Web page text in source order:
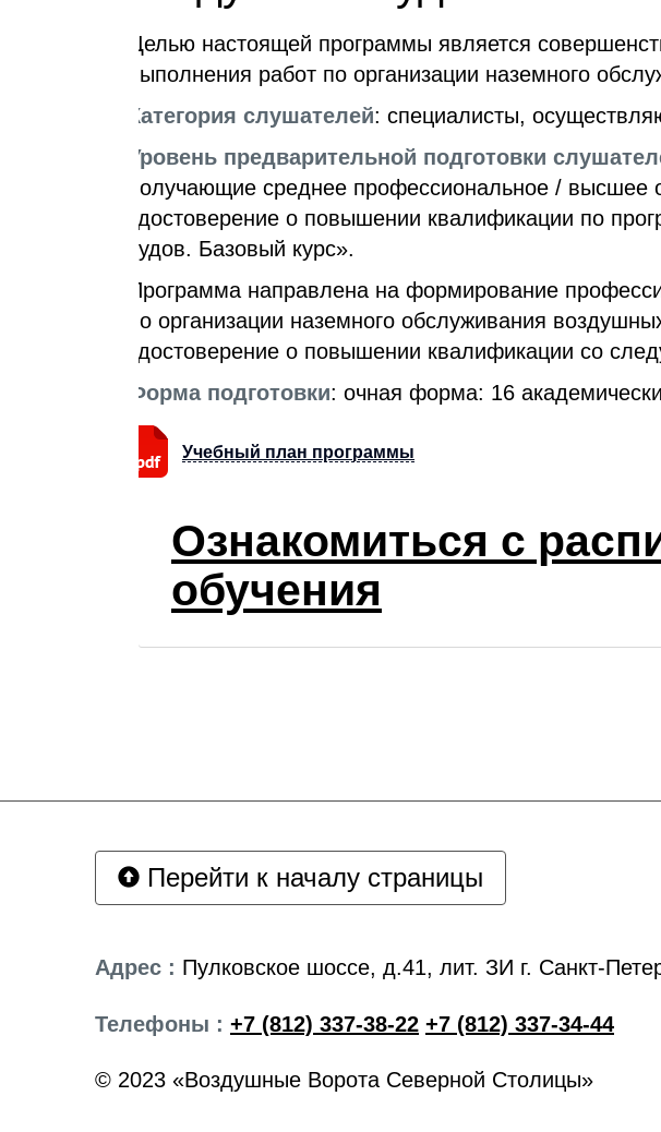
Целью настоящей программы является
выполнения работ по организации наземного
Категория слушателей: специалисты,
Уровень предварительной подготовки
получающие среднее профессиональное /
удостоверение о повышении квалификации по
судов. Базовый курс».
Программа направлена на формирование
по организации наземного обслуживания
удостоверение о повышении квалификации со
Форма подготовки: очная форма: 16
Учебный план программы
Ознакомиться с
обучения
Перейти к началу страницы
Адрес : Пулковское шоссе, д.41, лит. ЗИ г. Санкт-
Телефоны : +7 (812) 337-38-22 +7 (812) 337-34-44
© 2023 «Воздушные Ворота Северной Столицы»